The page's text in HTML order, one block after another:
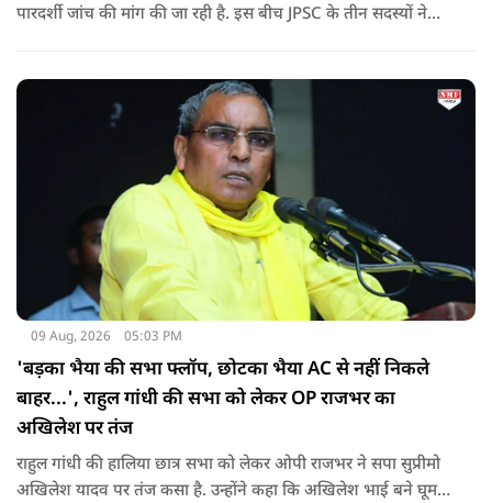
पारदर्शी जांच की मांग की जा रही है. इस बीच JPSC के तीन सदस्यों ने
09 Aug, 2026 05:03 PM
'बड़का भैया की सभा फ्लॉप, छोटका भैया AC से नहीं निकले
बाहर...', राहुल गांधी की सभा को लेकर OP राजभर का
अखिलेश पर तंज
राहुल गांधी की हालिया छात्र सभा को लेकर ओपी राजभर ने सपा सुप्रीमो
अखिलेश यादव पर तंज कसा है. उन्होंने कहा कि अखिलेश भाई बने घूम